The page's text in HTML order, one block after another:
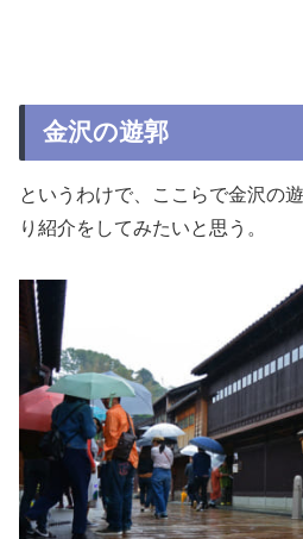
金沢の遊郭
というわけで、ここらで金沢の
り紹介をしてみたいと思う。